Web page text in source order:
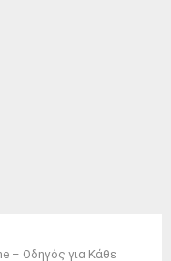
– Οδηγός για Κάθε